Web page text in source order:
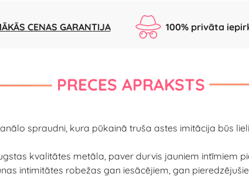
CENAS GARANTIJA 100% privāta
PRECES APRAKSTS
spraudni, kura pūkainā truša astes imitācija būs
kvalitātes metāla, paver durvis jauniem intīmiem
intimitātes robežas gan iesācējiem, gan